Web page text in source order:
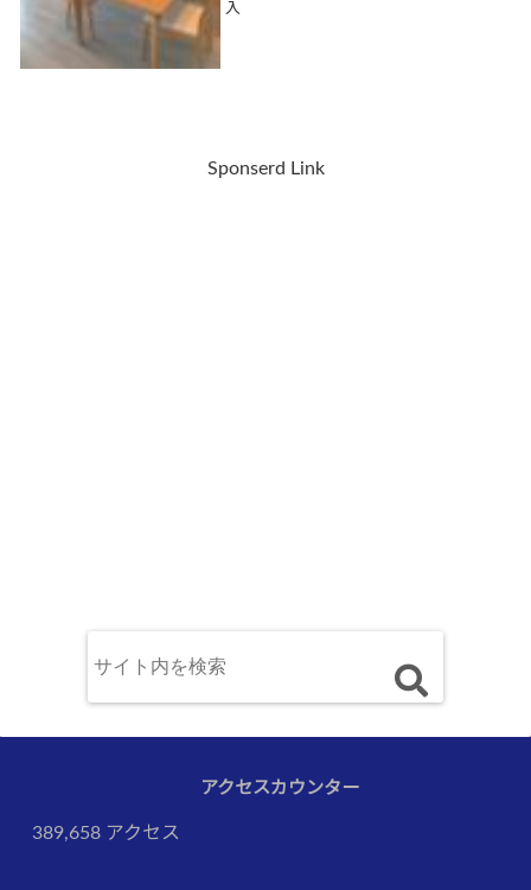
入
Sponserd Link
アクセスカウンター
389,658 アクセス